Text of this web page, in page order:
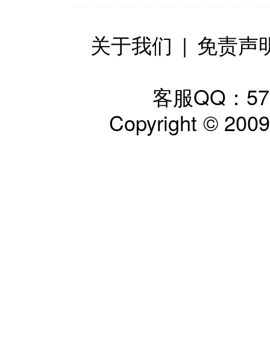
关于我们 | 免责声
客服QQ：
Copyright ©